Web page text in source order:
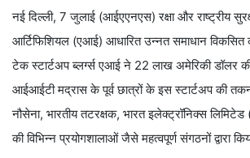
नई दिल्ली, 7 जुलाई (आईएएनएस) रक्षा और राष्ट्रीय
आर्टिफिशियल (एआई) आधारित उन्नत समाधान विकसित
टेक स्टार्टअप ब्लर्ग्स एआई ने 22 लाख अमेरिकी डॉलर
आईआईटी मद्रास के पूर्व छात्रों के इस स्टार्टअप की
नौसेना, भारतीय तटरक्षक, भारत इलेक्ट्रॉनिक्स
की विभिन्न प्रयोगशालाओं जैसे महत्वपूर्ण संगठनों द्वारा